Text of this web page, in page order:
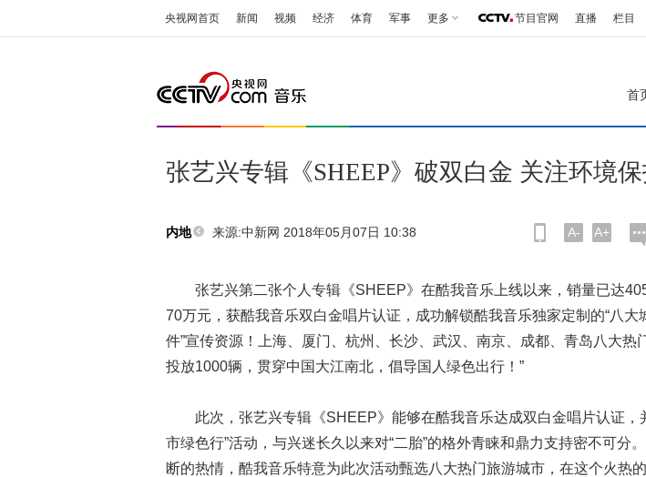
央视网首页 新闻 视频 经济 体育 军事 更多 节目官网 直播 栏目
首
张艺兴专辑《SHEEP》破双白金 关注环境
内地 来源:中新网 2018年05月07日 10:38 A- A+
张艺兴第二张个人专辑《SHEEP》在酷我音乐上线以来，销量已达
70万元，获酷我音乐双白金唱片认证，成功解锁酷我音乐独家定制的“八大
件”宣传资源！上海、厦门、杭州、长沙、武汉、南京、成都、青岛八大热
投放1000辆，贯穿中国大江南北，倡导国人绿色出行！”
此次，张艺兴专辑《SHEEP》能够在酷我音乐达成双白金唱片认证，
市绿色行”活动，与兴迷长久以来对“二胎”的格外青睐和鼎力支持密不可分
断的热情，酷我音乐特意为此次活动甄选八大热门旅游城市，在这个火热